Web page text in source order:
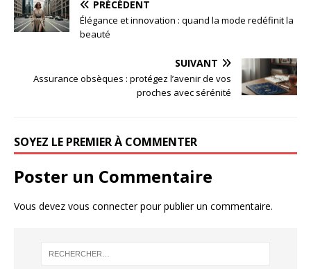
PRÉCÉDENT
Élégance et innovation : quand la mode redéfinit la
beauté
SUIVANT
Assurance obsèques : protégez l’avenir de vos
proches avec sérénité
SOYEZ LE PREMIER À COMMENTER
Poster un Commentaire
Vous devez vous connecterpour publier un commentaire.